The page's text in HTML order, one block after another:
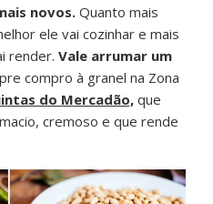
novos. Quanto mais
ele vai cozinhar e mais
render. Vale arrumar um
compro à granel na Zona
do Mercadão,que
cremoso e que rende